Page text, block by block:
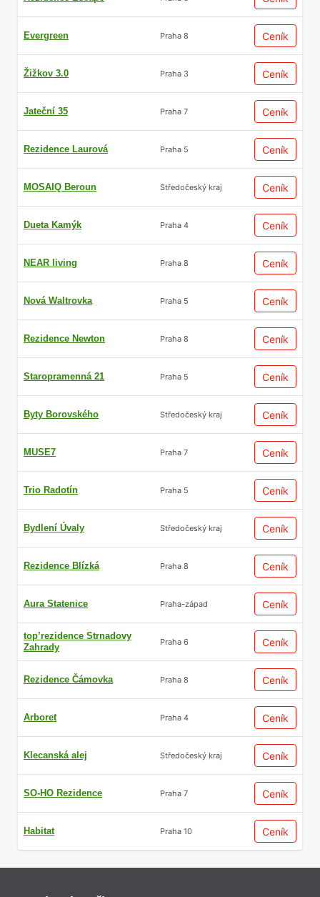
Evergreen Praha 8 Ceník
Žižkov 3.0 Praha 3 Ceník
Jateční 35 Praha 7 Ceník
Rezidence Laurová Praha 5 Ceník
MOSAIQ Beroun Středočeský kraj Ceník
Dueta Kamýk Praha 4 Ceník
NEAR living Praha 8 Ceník
Nová Waltrovka Praha 5 Ceník
Rezidence Newton Praha 8 Ceník
Staropramenná 21 Praha 5 Ceník
Byty Borovského Středočeský kraj Ceník
MUSE7 Praha 7 Ceník
Trio Radotín Praha 5 Ceník
Bydlení Úvaly Středočeský kraj Ceník
Rezidence Blízká Praha 8 Ceník
Aura Statenice Praha-západ Ceník
top’rezidence Strnadovy
Zahrady
Praha 6 Ceník
Rezidence Čámovka Praha 8 Ceník
Arboret Praha 4 Ceník
Klecanská alej Středočeský kraj Ceník
SO-HO Rezidence Praha 7 Ceník
Habitat Praha 10 Ceník